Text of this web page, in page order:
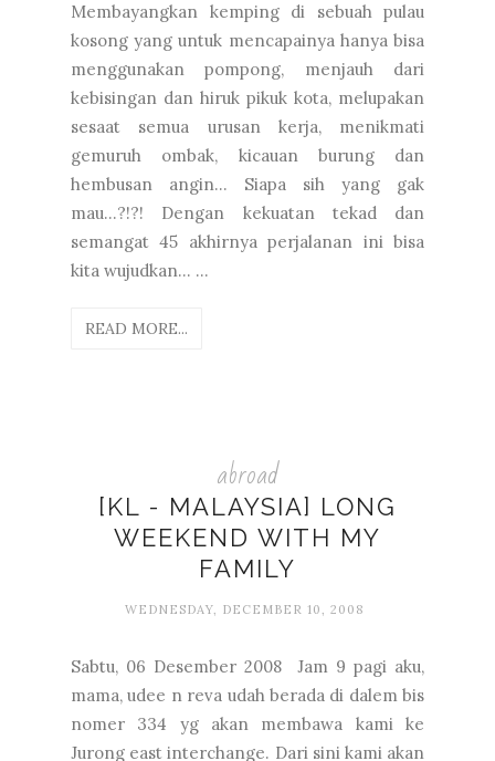
Membayangkan kemping di sebuah pulau
kosong yang untuk mencapainya hanya bisa
menggunakan pompong, menjauh dari
kebisingan dan hiruk pikuk kota, melupakan
sesaat semua urusan kerja, menikmati
gemuruh ombak, kicauan burung dan
hembusan angin… Siapa sih yang gak
mau…?!?! Dengan kekuatan tekad dan
semangat 45 akhirnya perjalanan ini bisa
kita wujudkan… ...
READ MORE...
abroad
[KL - MALAYSIA] LONG
WEEKEND WITH MY
FAMILY
WEDNESDAY, DECEMBER 10, 2008
Sabtu, 06 Desember 2008 Jam 9 pagi aku,
mama, udee n reva udah berada di dalem bis
nomer 334 yg akan membawa kami ke
Jurong east interchange. Dari sini kami akan